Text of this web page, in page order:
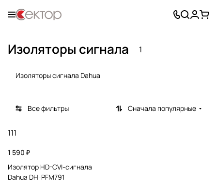
Изоляторы сигнала 1
Изоляторы сигнала Dahua
Все фильтры Сначала популярные
111
1 590 ₽
Изолятор HD-CVI-сигнала
Dahua DH-PFM791